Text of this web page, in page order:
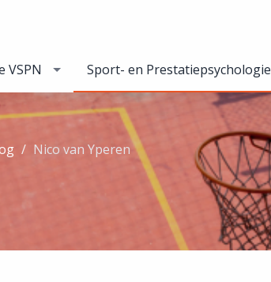
VSPN Sport- en Prestatiepsychologie
Nico van Yperen